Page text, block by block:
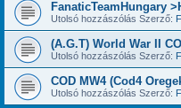
FanaticTeamHungary
Utolsó hozzászólás Szerző:
(A.G.T) World War II
Utolsó hozzászólás Szerző:
COD MW4 (Cod4
Utolsó hozzászólás Szerző: